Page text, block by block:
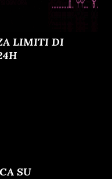
LIMITI DI
SU